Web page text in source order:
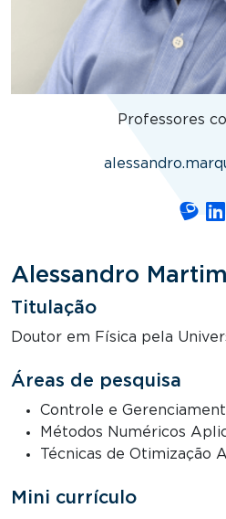
Professores
Alessandro
Titulação
Doutor em Física pela
Áreas de pesquisa
Controle e
Métodos Numéricos
Técnicas de Otimização
Mini currículo